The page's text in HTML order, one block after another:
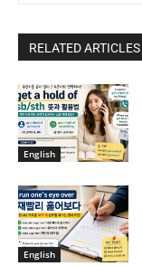
RELATED ARTICLES
English
English